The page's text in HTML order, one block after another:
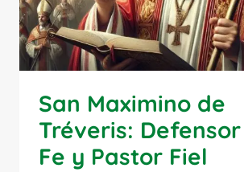
San Maximino de
Tréveris:
Fe y Pastor Fiel